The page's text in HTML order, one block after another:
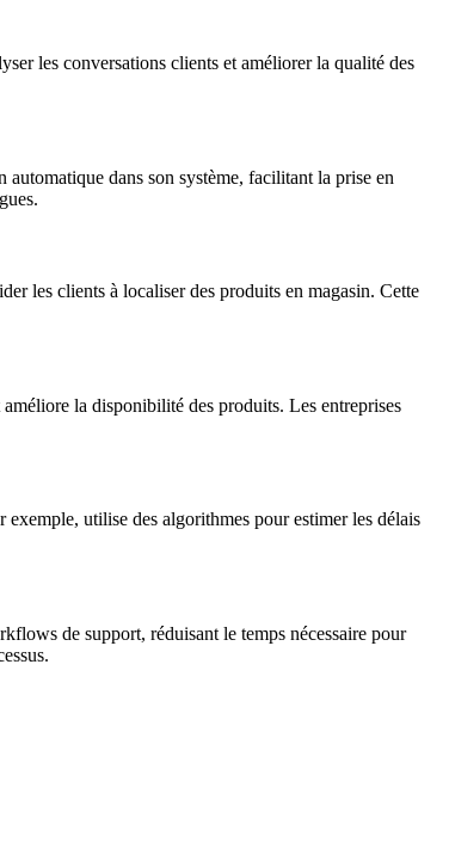
les conversations clients et améliorer la qualité des
dans son système, facilitant la prise en
les clients à localiser des produits en magasin. Cette
la disponibilité des produits. Les entreprises
utilise des algorithmes pour estimer les délais
de support, réduisant le temps nécessaire pour